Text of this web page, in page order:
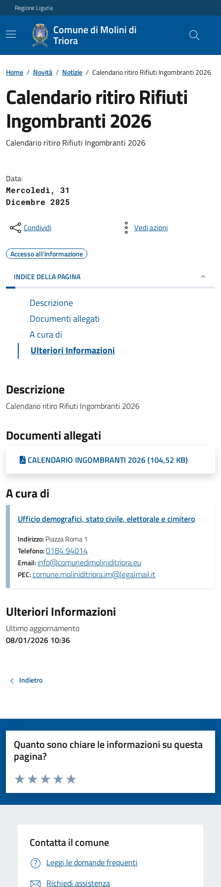
Regione Liguria
Comune di Molini di
Triora
Home / Novità / Notizie / Calendario ritiro Rifiuti Ingombranti 2026
Calendario ritiro Rifiuti
Ingombranti 2026
Calendario ritiro Rifiuti Ingombranti 2026
Data:
Mercoledì, 31
Dicembre 2025
Condividi Vedi azioni
Accesso all'informazione
INDICE DELLA PAGINA
Descrizione
Documenti allegati
A cura di
Ulteriori Informazioni
Descrizione
Calendario ritiro Rifiuti Ingombranti 2026
Documenti allegati
CALENDARIO INGOMBRANTI 2026 (104,52 KB)
A cura di
Ufficio demografici, stato civile, elettorale e cimitero
Indirizzo:Piazza Roma 1
Telefono:0184 94014
Email:info@comunedimoliniditriora.eu
PEC:comune.moliniditriora.im@legalmail.it
Ulteriori Informazioni
Ultimo aggiornamento
08/01/2026 10:36
Indietro
Quanto sono chiare le informazioni su questa
pagina?
Valuta da 1 a 5 stelle la pagina
Valuta 5 stelle su 5
Valuta 4 stelle su 5
Valuta 3 stelle su 5
Valuta 2 stelle su 5
Valuta 1 stelle su 5
Contatta il comune
Leggi le domande frequenti
Richiedi assistenza